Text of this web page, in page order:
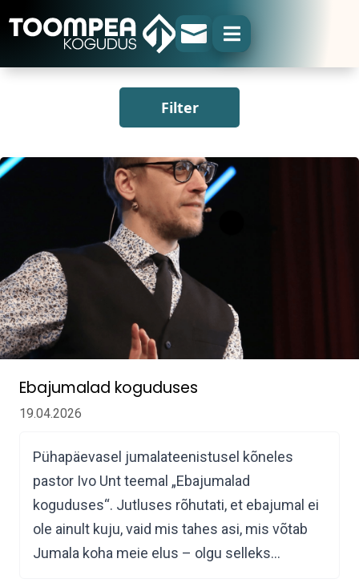
 
Filter
Ebajumalad koguduses
19.04.2026
Pühapäevasel jumalateenistusel kõneles
pastor Ivo Unt teemal „Ebajumalad
koguduses“. Jutluses rõhutati, et ebajumal ei
ole ainult kuju, vaid mis tahes asi, mis võtab
Jumala koha meie elus – olgu selleks…